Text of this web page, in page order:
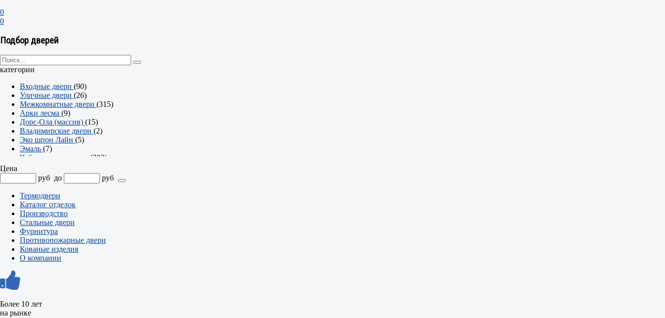
0
0
Подбор дверей
категории
Входные двери (90)
Уличные двери (26)
Межкомнатные двери (315)
Арки лесма (9)
Дорс-Ола (массив) (15)
Владимирские двери (2)
Эко шпон Лайн (5)
Эмаль (7)
Чебоксарские двери (302)
Серия Твин (2)
Серия Британия(7)
Серия Аурум
Арки(7)
Серия Эмма(21)
Серия Офис(74)
Серия Олимп(36)
Серия Модерн(18)
Серия Контур(47)
Серия Компакт(25)
Серия Классика
Цена
руб до руб
Термодвери
Каталог отделок
Производство
Стальные двери
Фурнитура
Противопожарные двери
Кованые изделия
О компании
Более 10 лет
на рынке